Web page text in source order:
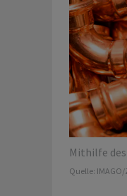
Mithilfe
Quelle: